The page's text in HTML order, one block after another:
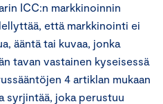
ICC:n markkinoinnin
että markkinointi ei
ääntä tai kuvaa, jonka
tavan vastainen kyseisessä
4 artiklan mukaan
syrjintää, joka perustuu